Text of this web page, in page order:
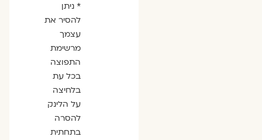
* ניתן
להסיר את
עצמך
מרשימת
התפוצה
בכל עת
בלחיצה
על הלינק
להסרה
בתחתית